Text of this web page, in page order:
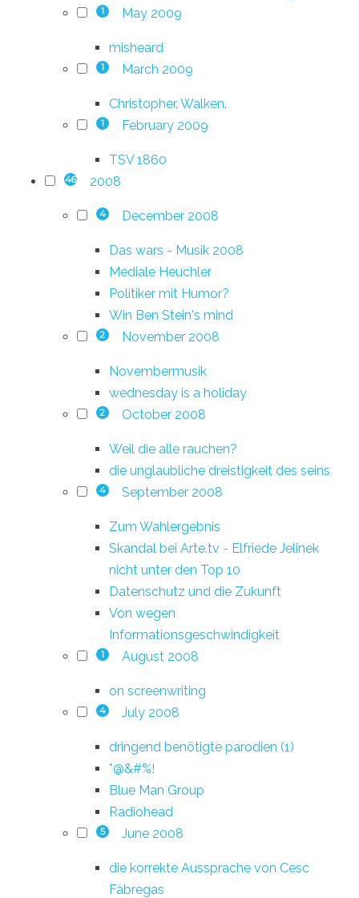
1 May 2009
misheard
1 March 2009
Christopher. Walken.
1 February 2009
TSV 1860
46 2008
4 December 2008
Das wars - Musik 2008
Mediale Heuchler
Politiker mit Humor?
Win Ben Stein's mind
2 November 2008
Novembermusik
wednesday is a holiday
2 October 2008
Weil die alle rauchen?
die unglaubliche dreistigkeit des seins
4 September 2008
Zum Wahlergebnis
Skandal bei Arte.tv - Elfriede Jelinek
nicht unter den Top 10
Datenschutz und die Zukunft
Von wegen
Informationsgeschwindigkeit
1 August 2008
on screenwriting
4 July 2008
dringend benötigte parodien (1)
*@&#%!
Blue Man Group
Radiohead
5 June 2008
die korrekte Aussprache von Cesc
Fàbregas